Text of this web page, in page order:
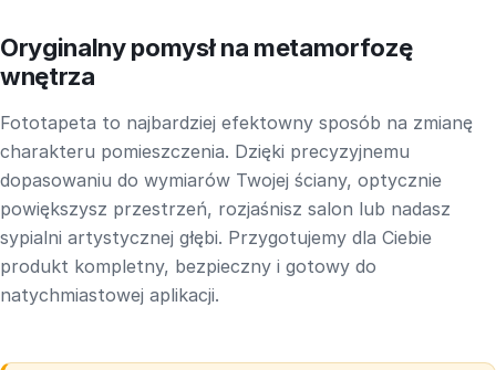
Oryginalny pomysł na metamorfozę
wnętrza
Fototapeta to najbardziej efektowny sposób na zmianę
charakteru pomieszczenia. Dzięki precyzyjnemu
dopasowaniu do wymiarów Twojej ściany, optycznie
powiększysz przestrzeń, rozjaśnisz salon lub nadasz
sypialni artystycznej głębi. Przygotujemy dla Ciebie
produkt kompletny, bezpieczny i gotowy do
natychmiastowej aplikacji.